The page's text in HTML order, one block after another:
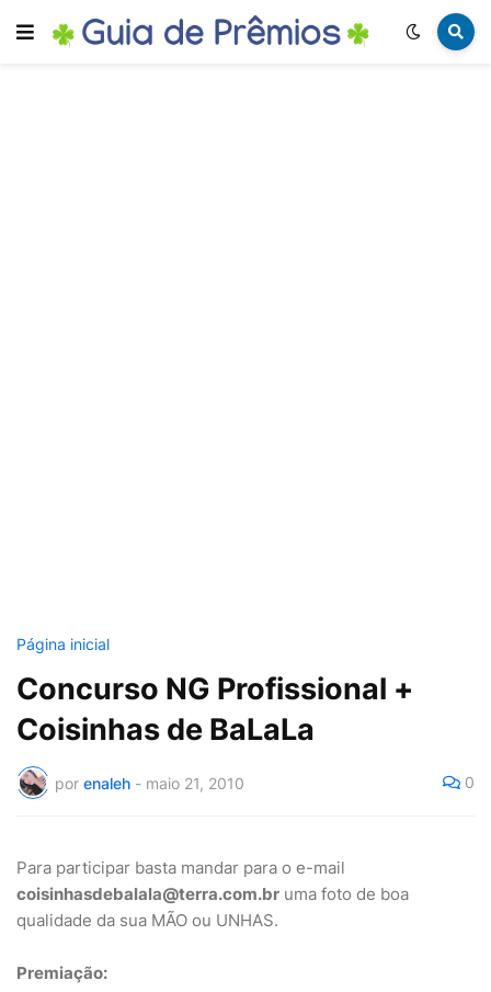
Página inicial
Concurso NG Profissional +
Coisinhas de BaLaLa
por enaleh - maio 21, 2010 0
Para participar basta mandar para o e-mail
coisinhasdebalala@terra.com.br uma foto de boa
qualidade da sua MÃO ou UNHAS.
Premiação: